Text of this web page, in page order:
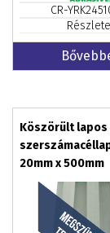
CR-
Köszörült lapos
20mm x 500mm